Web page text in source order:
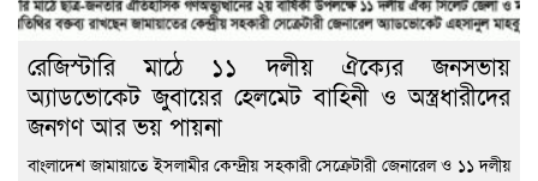
রেজিস্টারি মাঠে ১১ দলীয় ঐক্যের জনসভায়
অ্যাডভোকেট জুবায়ের হেলমেট বাহিনী ও অস্ত্রধারীদের
জনগণ আর ভয় পায়না
বাংলাদেশ জামায়াতে ইসলামীর কেন্দ্রীয় সহকারী সেক্রেটারী জেনারেল ও ১১ দলীয়